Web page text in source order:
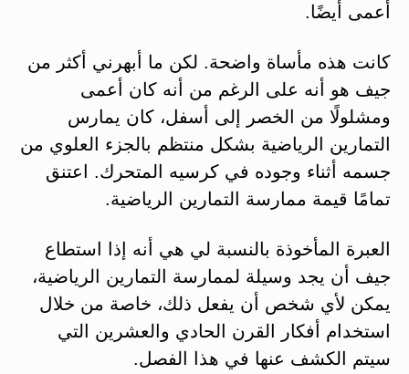
أعمى أيضًا.
كانت هذه مأساة واضحة. لكن ما أبهرني أكثر من
جيف هو أنه على الرغم من أنه كان أعمى
ومشلولًا من الخصر إلى أسفل، كان يمارس
التمارين الرياضية بشكل منتظم بالجزء العلوي من
جسمه أثناء وجوده في كرسيه المتحرك. اعتنق
تمامًا قيمة ممارسة التمارين الرياضية.
العبرة المأخوذة بالنسبة لي هي أنه إذا استطاع
جيف أن يجد وسيلة لممارسة التمارين الرياضية،
يمكن لأي شخص أن يفعل ذلك، خاصة من خلال
استخدام أفكار القرن الحادي والعشرين التي
سيتم الكشف عنها في هذا الفصل.